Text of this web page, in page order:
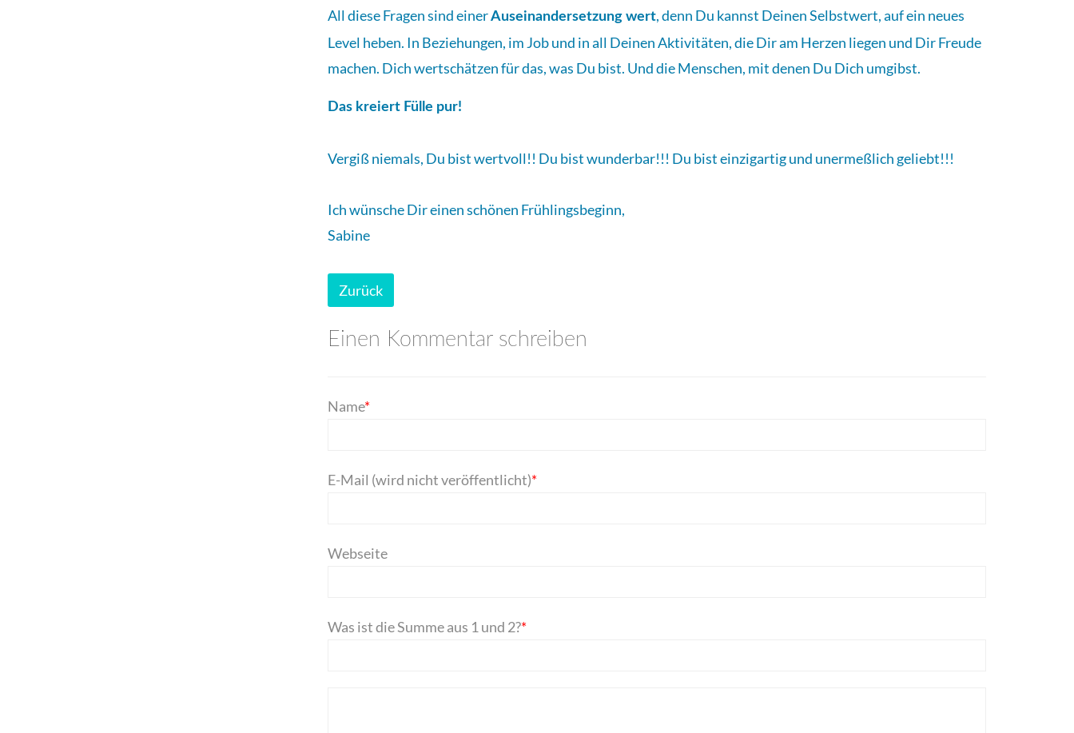
All diese Fragen sind einerAuseinandersetzung wert, denn Du kannst Deinen Selbstwert, auf ein neues
Level heben. In Beziehungen, im Job und in all Deinen Aktivitäten, die Dir am Herzen liegen und Dir Freude
machen. Dich wertschätzen für das, was Du bist. Und die Menschen, mit denen Du Dich umgibst.
Das kreiert Fülle pur!
Vergiß niemals, Du bist wertvoll!! Du bist wunderbar!!! Du bist einzigartig und unermeßlich geliebt!!!
Ich wünsche Dir einen schönen Frühlingsbeginn,
Sabine
Zurück
Einen Kommentar schreiben
Pflichtfeld
Name*
Pflichtfeld
E-Mail (wird nicht veröffentlicht)*
Webseite
Was ist die Summe aus 1 und 2?*